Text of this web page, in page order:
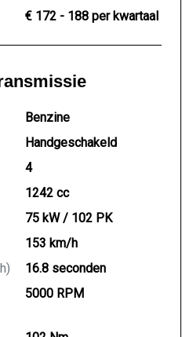
€ 172 - 188 per kwartaal
Benzine
Handgeschakeld
4
1242 cc
75 kW / 102 PK
153 km/h
16.8 seconden
5000 RPM